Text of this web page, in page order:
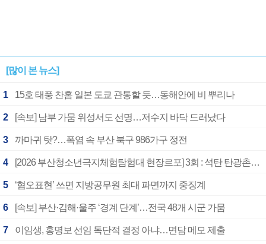
[많이 본 뉴스]
1 15호 태풍 찬홈 일본 도쿄 관통할 듯…동해안에 비 뿌리나
2 [속보] 남부 가뭄 위성서도 선명…저수지 바닥 드러났다
3 까마귀 탓?…폭염 속 부산 북구 986가구 정전
4 [2026 부산청소년극지체험탐험대 현장르포] 3회 : 석탄 탄광촌에서 북극 연구의 중심지로
5 ‘혐오표현’ 쓰면 지방공무원 최대 파면까지 중징계
6 [속보] 부산·김해·울주 ‘경계 단계’…전국 48개 시군 가뭄
7 이임생, 홍명보 선임 독단적 결정 아냐…면담 메모 제출